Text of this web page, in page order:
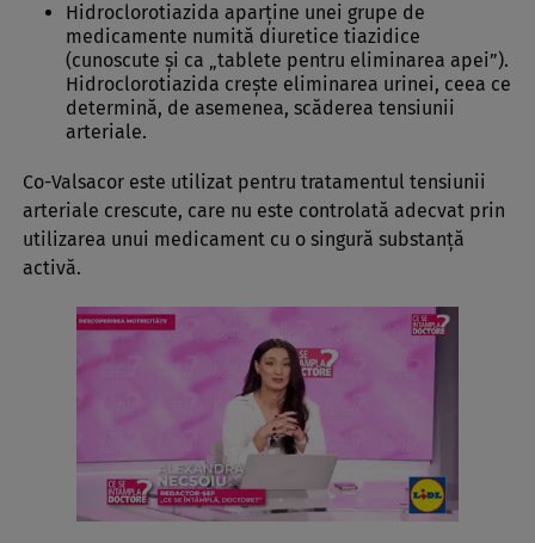
Hidroclorotiazida aparţine unei grupe de
medicamente numită diuretice tiazidice
(cunoscute şi ca „tablete pentru eliminarea apei”).
Hidroclorotiazida creşte eliminarea urinei, ceea ce
determină, de asemenea, scăderea tensiunii
arteriale.
Co-Valsacor este utilizat pentru tratamentul tensiunii
arteriale crescute, care nu este controlată adecvat prin
utilizarea unui medicament cu o singură substanţă
activă.